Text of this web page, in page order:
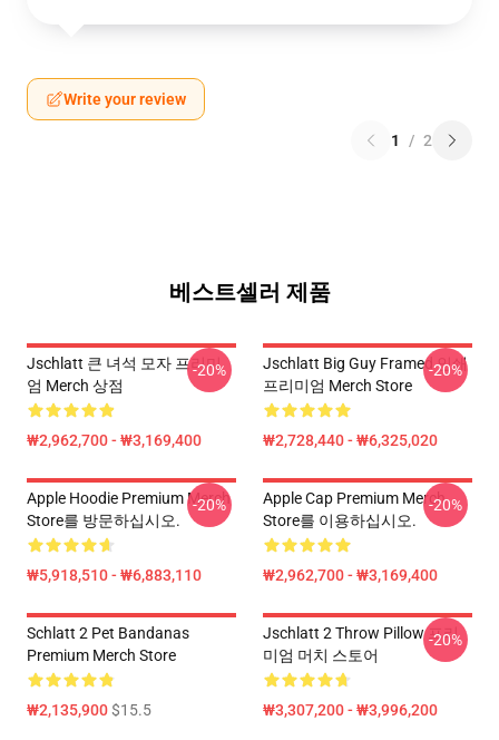
Write your review
1 / 2
베스트셀러 제품
Jschlatt 큰 녀석 모자 프리미
엄 Merch 상점
₩2,962,700 - ₩3,169,400
-20%
Jschlatt Big Guy Framed 인쇄
프리미엄 Merch Store
₩2,728,440 - ₩6,325,020
-20%
Apple Hoodie Premium Merch
Store를 방문하십시오.
₩5,918,510 - ₩6,883,110
-20%
Apple Cap Premium Merch
Store를 이용하십시오.
₩2,962,700 - ₩3,169,400
-20%
Schlatt 2 Pet Bandanas
Premium Merch Store
₩2,135,900$15.5
Jschlatt 2 Throw Pillow 프리
미엄 머치 스토어
₩3,307,200 - ₩3,996,200
-20%